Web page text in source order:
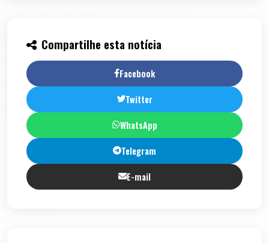
Compartilhe esta notícia
Facebook
Twitter
WhatsApp
Telegram
E-mail